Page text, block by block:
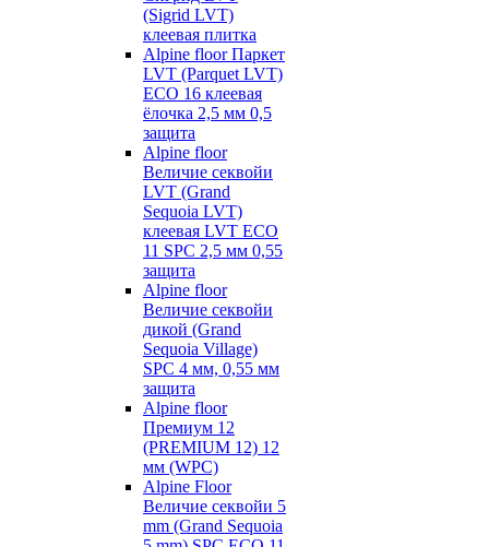
(Sigrid LVT)
клеевая плитка
Alpine floor Паркет
LVT (Parquet LVT)
ECO 16 клеевая
ёлочка 2,5 мм 0,5
защита
Alpine floor
Величие секвойи
LVT (Grand
Sequoia LVT)
клеевая LVT ECO
11 SPC 2,5 мм 0,55
защита
Alpine floor
Величие секвойи
дикой (Grand
Sequoia Village)
SPC 4 мм, 0,55 мм
защита
Alpine floor
Премиум 12
(PREMIUM 12) 12
мм (WPC)
Alpine Floor
Величие секвойи 5
mm (Grand Sequoia